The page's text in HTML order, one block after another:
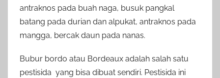
antraknos pada buah naga, busuk pangkal
batang pada durian dan alpukat, antraknos pada
mangga, bercak daun pada nanas.
Bubur bordo atau Bordeaux adalah salah satu
pestisida yang bisa dibuat sendiri. Pestisida ini